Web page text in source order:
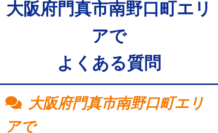
大阪府門真市南野口町エリ
アで
よくある質問
大阪府門真市南野口町エリ
アで